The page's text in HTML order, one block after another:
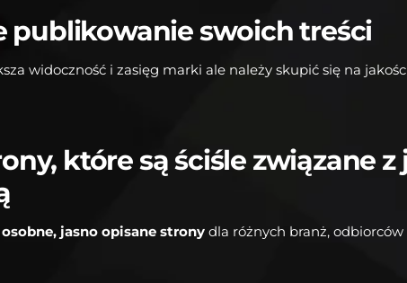
publikowanie swoich treści
widoczność i zasięg marki ale należy skupić się na
które są ściśle związane
osobne, jasno opisane stronydla różnych branż, odbiorców